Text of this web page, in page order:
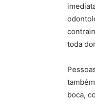
toda
boca,